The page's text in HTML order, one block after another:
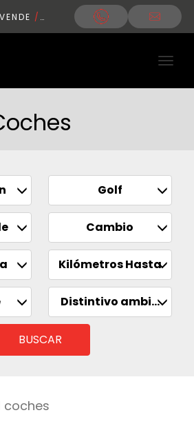
VENDE / CONDUCE
Golf
Cambio
Kilómetros Hasta
Distintivo ambiental
BUSCAR
coches